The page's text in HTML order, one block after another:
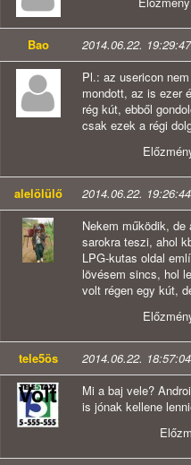
Bao 2014.06.22. 19:29:47
Pl.: az usericon
mondott, az is ezer
rég kút, ebből
csak ezek a régi
alelölülő 2014.06.22. 19:26:44
Nekem működik,
sarokra teszi, ahol
LPG-kutas oldal
lövésem sincs, hol
volt régen egy kút,
tele5ös 2014.06.22. 18:57:04
Mi a baj vele?
is jónak kellene